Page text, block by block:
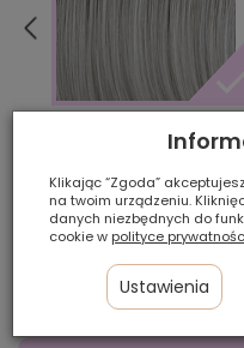
Klikając “Zgoda”
na twoim urządzeniu.
danych niezbędnych do
cookie w polityce
Ustawienia